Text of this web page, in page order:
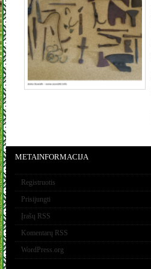
METAINFORMACIJA
Registruotis
Prisijungti
Įrašų RSS
Komentarų RSS
WordPress.org